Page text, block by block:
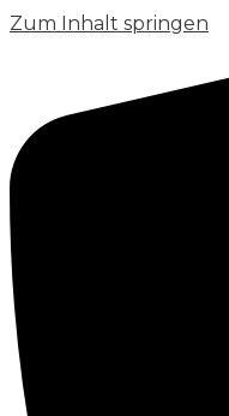
Zum Inhalt springen